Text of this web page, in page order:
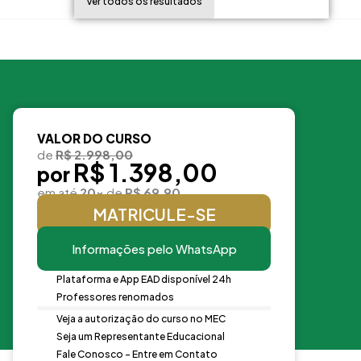
VALOR DO CURSO
de R$ 2.998,00
por R$ 1.398,00
em até20xdeR$ 69,90
MATRICULE-SE
Informações pelo WhatsApp
Plataforma e App EAD disponível 24h
Professores renomados
Veja a autorização do curso no MEC
Seja um Representante Educacional
Fale Conosco - Entre em Contato